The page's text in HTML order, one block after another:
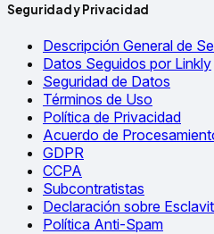
Seguridad y Privacidad
Descripción General de
Datos Seguidos por Linkly
Seguridad de Datos
Términos de Uso
Política de Privacidad
Acuerdo de
GDPR
CCPA
Subcontratistas
Declaración sobre
Política Anti-Spam